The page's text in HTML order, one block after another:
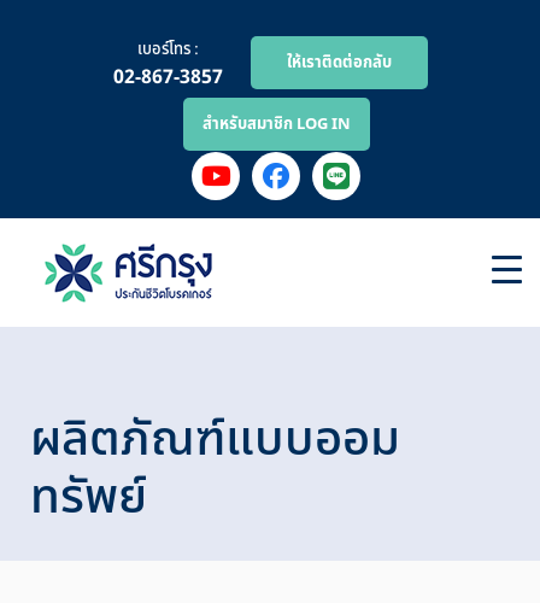
เบอร์โทร :
02-867-3857 ให้เราติดต่อกลับ
สำหรับสมาชิก LOG IN
ผลิตภัณฑ์แบบออม
ทรัพย์